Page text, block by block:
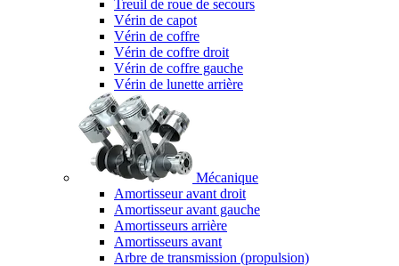
Treuil de roue de secours
Vérin de capot
Vérin de coffre
Vérin de coffre droit
Vérin de coffre gauche
Vérin de lunette arrière
Mécanique
Amortisseur avant droit
Amortisseur avant gauche
Amortisseurs arrière
Amortisseurs avant
Arbre de transmission (propulsion)